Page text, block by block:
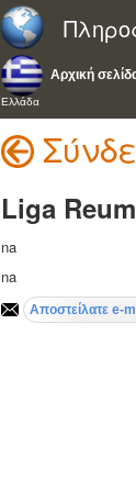
Αρχική
Ελλάδα
Liga
na
na